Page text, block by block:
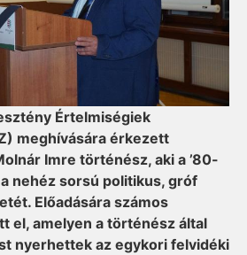
Értelmiségiek
meghívására érkezett
Imre történész, aki a ’80-
nehéz sorsú politikus, gróf
Előadására számos
el, amelyen a történész által
nyerhettek az egykori felvidéki